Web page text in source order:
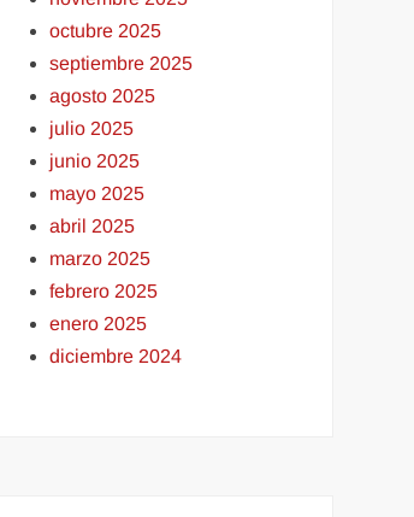
octubre 2025
septiembre 2025
agosto 2025
julio 2025
junio 2025
mayo 2025
abril 2025
marzo 2025
febrero 2025
enero 2025
diciembre 2024